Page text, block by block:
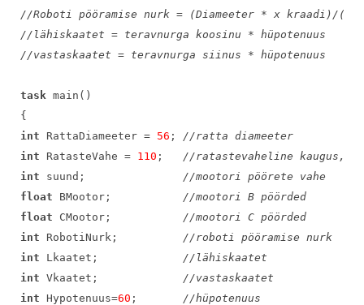
//Roboti pööramise nurk = (Diameeter * x kraadi)/
//lähiskaatet = teravnurga koosinu * hüpotenuus
//vastaskaatet = teravnurga siinus * hüpotenuus
task main()
{
int RattaDiameeter = 56 ; //ratta diameeter
int RatasteVahe = 110 ; //ratastevaheline kaugus,
int suund;
//mootori pöörete vahe
float BMootor;
//mootori B pöörded
float CMootor;
//mootori C pöörded
int RobotiNurk;
//roboti pööramise nurk
int Lkaatet;
//lähiskaatet
int Vkaatet;
//vastaskaatet
int Hypotenuus=60 ; //hüpotenuus